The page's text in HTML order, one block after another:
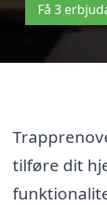
Få 3
tilføre dit